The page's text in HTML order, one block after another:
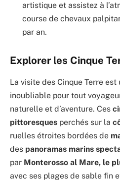
artistique et assistez à
course de chevaux
par an.
Explorer les Cinque
La visite des Cinque Terre est
inoubliable pour tout
naturelle et d’aventure. Ces
pittoresques perchés sur la
ruelles étroites bordées de
des panoramas marins
par Monterosso al Mare, le
avec ses plages de sable fin